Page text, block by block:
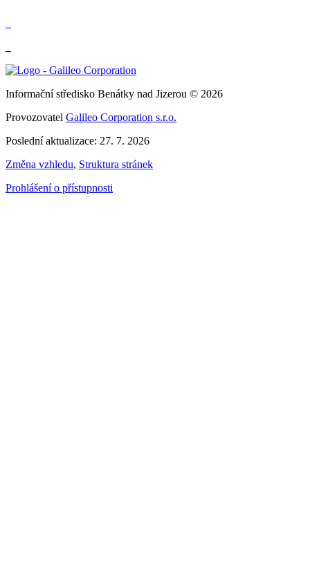
Informační středisko Benátky nad Jizerou © 2026
Provozovatel Galileo Corporation s.r.o.
Poslední aktualizace: 27. 7. 2026
Změna vzhledu, Struktura stránek
Prohlášení o přístupnosti